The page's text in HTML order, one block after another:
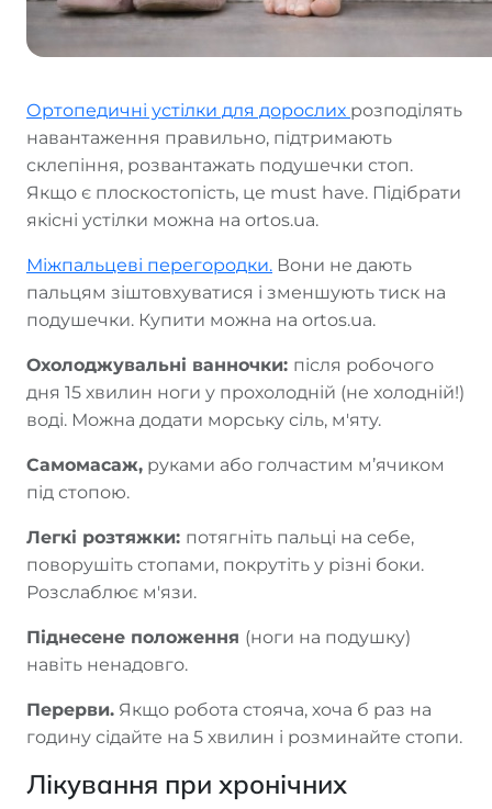
Ортопедичні устілки для дорослих розподілять
навантаження правильно, підтримають
склепіння, розвантажать подушечки стоп.
Якщо є плоскостопість, це must have. Підібрати
якісні устілки можна на ortos.ua.
Міжпальцеві перегородки. Вони не дають
пальцям зіштовхуватися і зменшують тиск на
подушечки. Купити можна на ortos.ua.
Охолоджувальні ванночки: після робочого
дня 15 хвилин ноги у прохолодній (не холодній!)
воді. Можна додати морську сіль, м'яту.
Самомасаж, руками або голчастим м’ячиком
під стопою.
Легкі розтяжки: потягніть пальці на себе,
поворушіть стопами, покрутіть у різні боки.
Розслаблює м'язи.
Піднесене положення (ноги на подушку)
навіть ненадовго.
Перерви. Якщо робота стояча, хоча б раз на
годину сідайте на 5 хвилин і розминайте стопи.
Лікування при хронічних